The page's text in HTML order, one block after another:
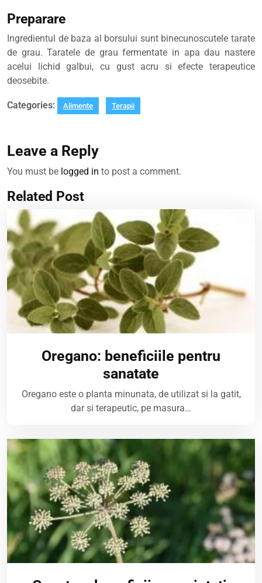
Preparare
Ingredientul de baza al borsului sunt binecunoscutele tarate
de grau. Taratele de grau fermentate in apa dau nastere
acelui lichid galbui, cu gust acru si efecte terapeutice
deosebite.
Categories: Alimente Terapii
Leave a Reply
You must be logged in to post a comment.
Related Post
Oregano: beneficiile pentru
sanatate
Oregano este o planta minunata, de utilizat si la gatit,
dar si terapeutic, pe masura…